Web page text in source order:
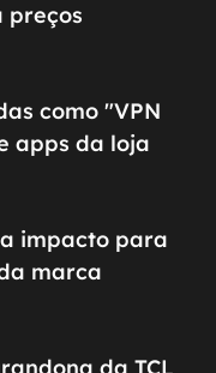
preços
como "VPN
apps da loja
impacto para
marca